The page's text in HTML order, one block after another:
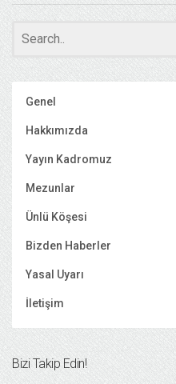
Genel
Hakkımızda
Yayın Kadromuz
Mezunlar
Ünlü Köşesi
Bizden Haberler
Yasal Uyarı
İletişim
Bizi Takip Edin!